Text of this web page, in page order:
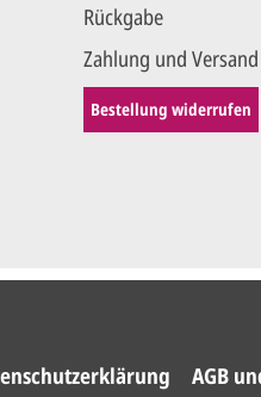
Rückgabe
Zahlung und Versand
Bestellung widerrufen
AGB